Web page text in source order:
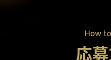
How
応